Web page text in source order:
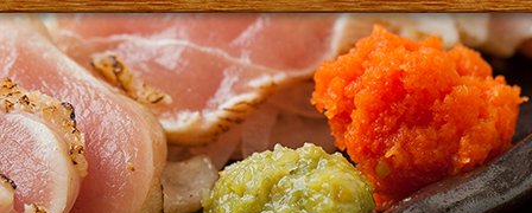
さけともまるひげブログ
大阪・庄内にある居酒屋「さけともま
るひげ」の店主が主に日本酒のン入荷
やお店のお知らせを発信するブログで
す！